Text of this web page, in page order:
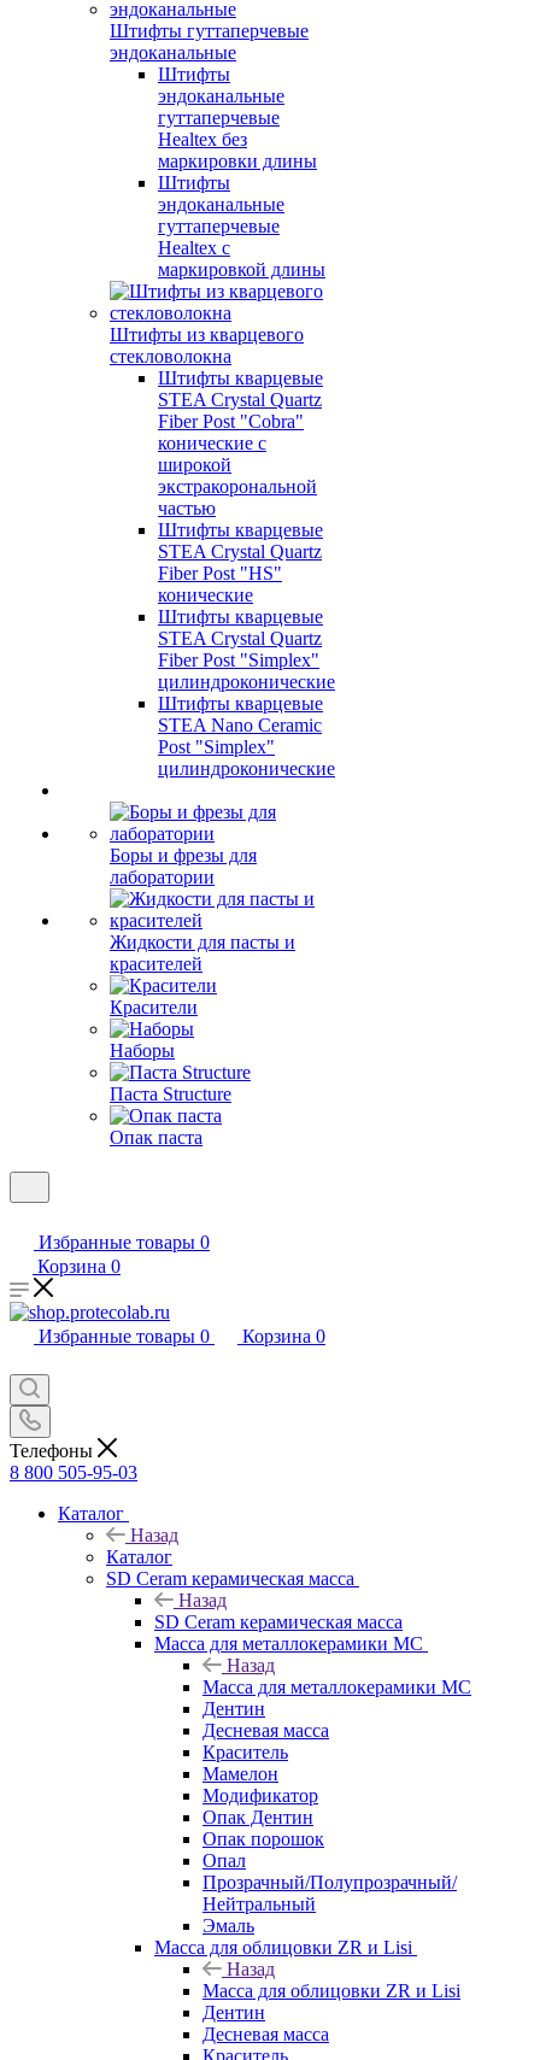
Штифты гуттаперчевые
эндоканальные
Штифты
эндоканальные
гуттаперчевые
Healtex без
маркировки длины
Штифты
эндоканальные
гуттаперчевые
Healtex с
маркировкой длины
Штифты из кварцевого
стекловолокна
Штифты кварцевые
STEA Crystal Quartz
Fiber Post "Cobra"
конические c
широкой
экстракорональной
частью
Штифты кварцевые
STEA Crystal Quartz
Fiber Post "HS"
конические
Штифты кварцевые
STEA Crystal Quartz
Fiber Post "Simplex"
цилиндроконические
Штифты кварцевые
STEA Nano Ceramic
Post "Simplex"
цилиндроконические
Боры и фрезы для
лаборатории
Жидкости для пасты и
красителей
Красители
Наборы
Паста Structure
Опак паста
Избранные товары 0
Корзина 0
Избранные товары 0 Корзина 0
Телефоны
8 800 505-95-03
Каталог
Назад
Каталог
SD Ceram керамическая масса
Назад
SD Ceram керамическая масса
Масса для металлокерамики MC
Назад
Масса для металлокерамики MC
Дентин
Десневая масса
Краситель
Мамелон
Модификатор
Опак Дентин
Опак порошок
Опал
Прозрачный/Полупрозрачный/
Нейтральный
Эмаль
Масса для облицовки ZR и Lisi
Назад
Масса для облицовки ZR и Lisi
Дентин
Десневая масса
Краситель